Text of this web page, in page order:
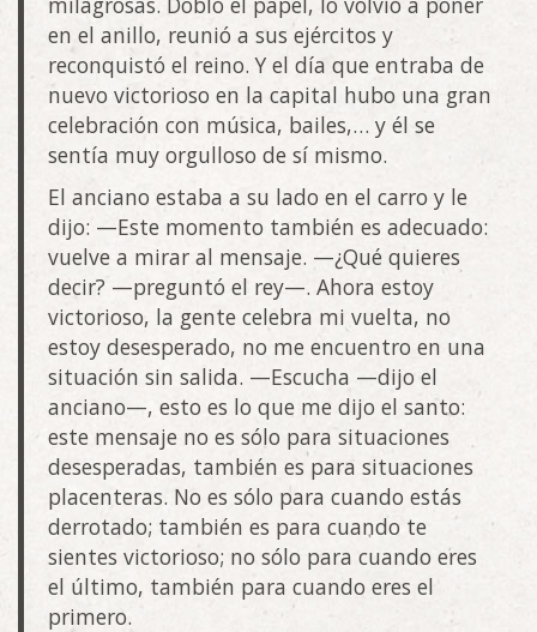
en el anillo, reunió a sus ejércitos y
reconquistó el reino. Y el día que entraba de
nuevo victorioso en la capital hubo una gran
celebración con música, bailes,… y él se
sentía muy orgulloso de sí mismo.
El anciano estaba a su lado en el carro y le
dijo: —Este momento también es adecuado:
vuelve a mirar al mensaje. —¿Qué quieres
decir? —preguntó el rey—. Ahora estoy
victorioso, la gente celebra mi vuelta, no
estoy desesperado, no me encuentro en una
situación sin salida. —Escucha —dijo el
anciano—, esto es lo que me dijo el santo:
este mensaje no es sólo para situaciones
desesperadas, también es para situaciones
placenteras. No es sólo para cuando estás
derrotado; también es para cuando te
sientes victorioso; no sólo para cuando eres
el último, también para cuando eres el
primero.